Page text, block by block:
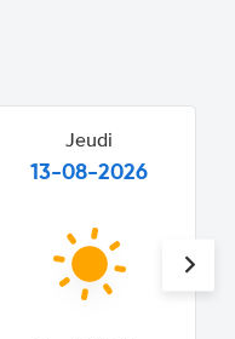
Jeudi
13-08-2026